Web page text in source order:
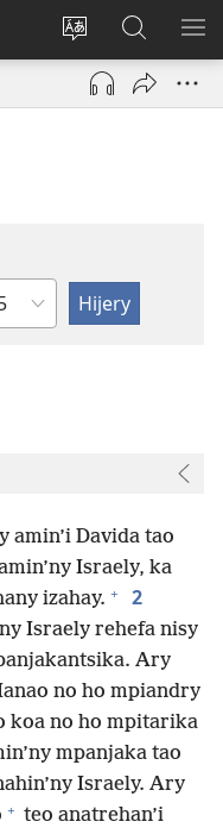
Hiova
fiteny
Hiditra
(manokatra
rohy)
ato
Amin’ny
amin’i Davida tao
Israely, ka
izahay. + 2
Israely rehefa nisy
Ary
no ho mpiandry
koa no ho mpitarika
mpanjaka tao
Israely. Ary
+ teo anatrehan’i